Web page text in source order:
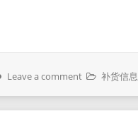
Leave a comment 补货信息